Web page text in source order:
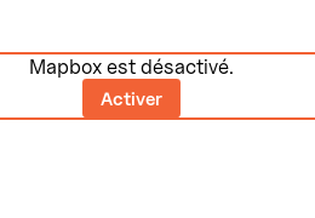
Mapbox est désactivé.
Activer